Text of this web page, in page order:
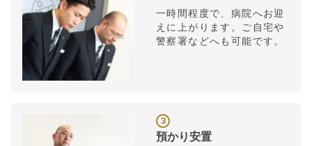
一時間程度で、病院へお迎
えに上がります。ご自宅や
警察署などへも可能です。
3
預かり安置